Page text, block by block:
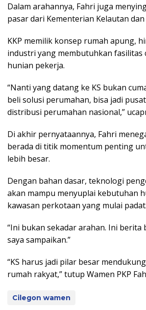
Dalam arahannya, Fahri juga
pasar dari Kementerian Kelautan dan
KKP memilik konsep rumah apung,
industri yang membutuhkan fasilitas
hunian pekerja.
“Nanti yang datang ke KS bukan
beli solusi perumahan, bisa jadi
distribusi perumahan nasional,”
Di akhir pernyataannya, Fahri
berada di titik momentum penting
lebih besar.
Dengan bahan dasar, teknologi
akan mampu menyuplai kebutuhan
kawasan perkotaan yang mulai padat.
“Ini bukan sekadar arahan. Ini berita
saya sampaikan.”
“KS harus jadi pilar besar
rumah rakyat,” tutup Wamen PKP
Cilegon wamen